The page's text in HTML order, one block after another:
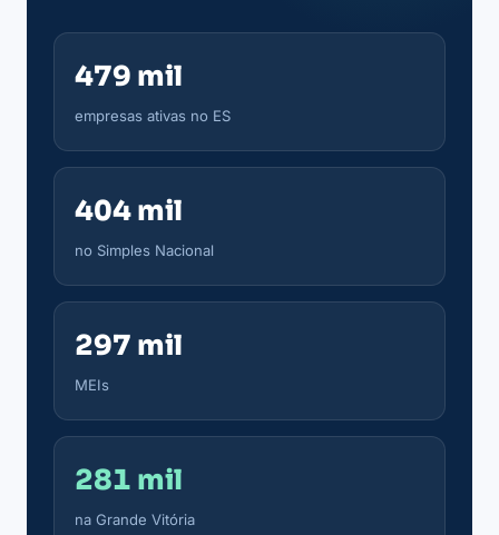
479 mil
empresas ativas no ES
404 mil
no Simples Nacional
297 mil
MEIs
281 mil
na Grande Vitória